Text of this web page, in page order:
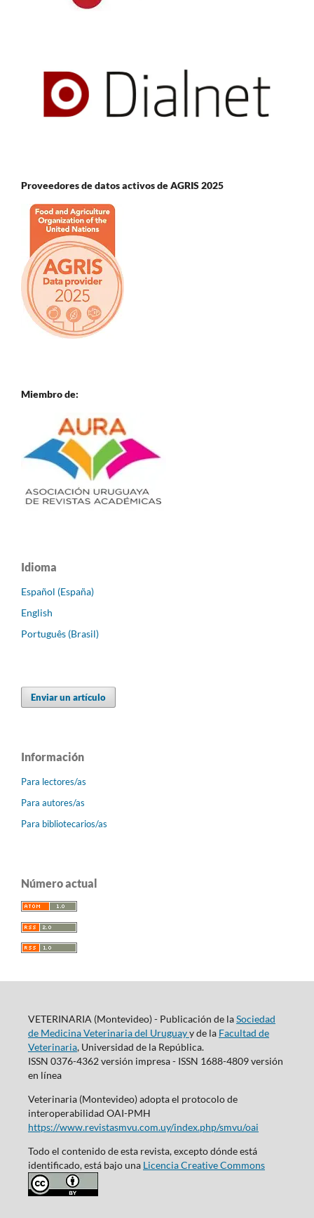
Proveedores de datos activos de AGRIS 2025
Miembro de:
Idioma
Español (España)
English
Português (Brasil)
Enviar un artículo
Información
Para lectores/as
Para autores/as
Para bibliotecarios/as
Número actual
VETERINARIA (Montevideo) - Publicación de laSociedad
de Medicina Veterinaria del Uruguayy de la Facultad de
Veterinaria, Universidad de la República.
ISSN 0376-4362 versión impresa - ISSN 1688-4809 versión
en línea
Veterinaria (Montevideo) adopta el protocolo de
interoperabilidad OAI-PMH
https://www.revistasmvu.com.uy/index.php/smvu/oai
Todo el contenido de esta revista, excepto dónde está
identificado, está bajo una Licencia Creative Commons